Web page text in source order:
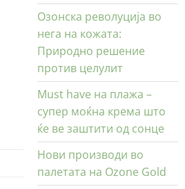
Озонска револуција во
нега на кожата:
Природно решение
против целулит
Must have на плажа –
супер моќна крема што
ќе ве заштити од сонце
Нови производи во
палетата на Ozone Gold